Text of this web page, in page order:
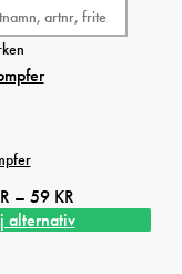
– 59 KRPrisintervall:
8 kr
alternativ